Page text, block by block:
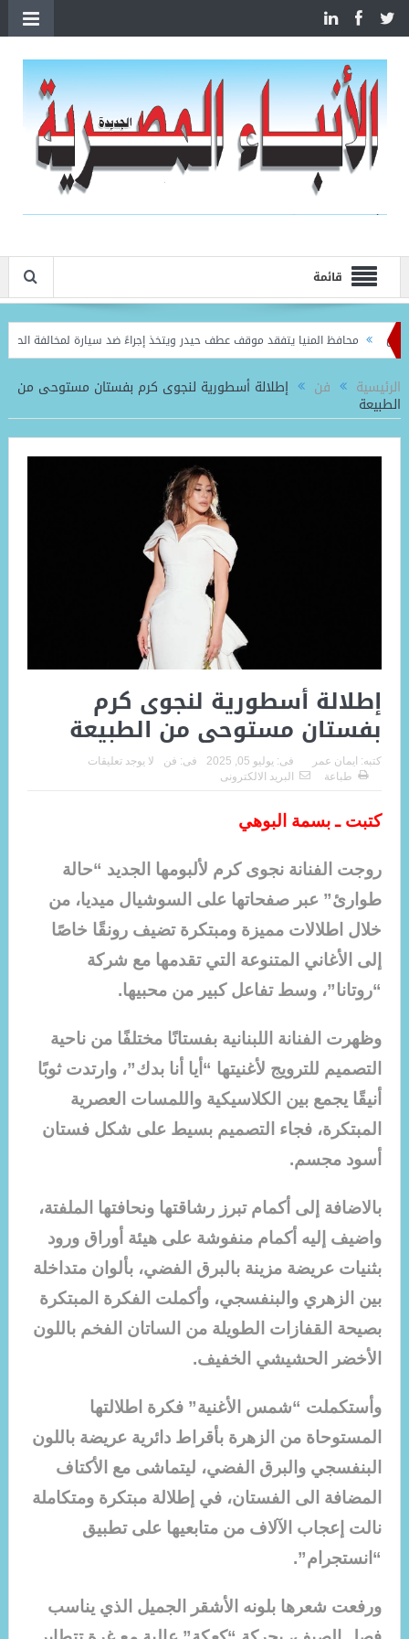
قائمة
محافظ المنيا يتفقد موقف عطف حيدر ويتخذ إجراءً ضد سيارة لمخالفة الحمولة
الرئيسية فن إطلالة أسطورية لنجوى كرم بفستان مستوحى من
الطبيعة
إطلالة أسطورية لنجوى كرم
بفستان مستوحى من الطبيعة
كتبه: ايمان عمر فى: يوليو 05, 2025 فى: فن
لا يوجد تعليقات
طباعة
البريد الالكترونى
كتبت ـ بسمة البوهي
روجت الفنانة نجوى كرم لألبومها الجديد “حالة
طوارئ” عبر صفحاتها على السوشيال ميديا، من
خلال اطلالات مميزة ومبتكرة تضيف رونقًا خاصًا
إلى الأغاني المتنوعة التي تقدمها مع شركة
“روتانا”، وسط تفاعل كبير من محبيها.
وظهرت الفنانة اللبنانية بفستانًا مختلفًا من ناحية
التصميم للترويج لأغنيتها “أيا أنا بدك”، وارتدت ثوبًا
أنيقًا يجمع بين الكلاسيكية واللمسات العصرية
المبتكرة، فجاء التصميم بسيط على شكل فستان
أسود مجسم.
بالاضافة إلى أكمام تبرز رشاقتها ونحافتها الملفتة،
واضيف إليه أكمام منفوشة على هيئة أوراق ورود
بثنيات عريضة مزينة بالبرق الفضي، بألوان متداخلة
بين الزهري والبنفسجي، وأكملت الفكرة المبتكرة
بصيحة القفازات الطويلة من الساتان الفخم باللون
الأخضر الحشيشي الخفيف.
وأستكملت “شمس الأغنية” فكرة اطلالتها
المستوحاة من الزهرة بأقراط دائرية عريضة باللون
البنفسجي والبرق الفضي، ليتماشى مع الأكتاف
المضافة الى الفستان، في إطلالة مبتكرة ومتكاملة
نالت إعجاب الآلاف من متابعيها على تطبيق
“انستجرام”.
ورفعت شعرها بلونه الأشقر الجميل الذي يناسب